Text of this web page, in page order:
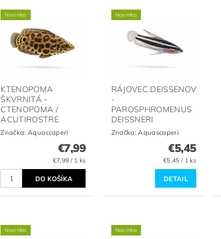
Novinka
KTENOPOMA
ŠKVRNITÁ -
CTENOPOMA /
ACUTIROSTRE
Značka: Aquascaperi
€7,99
€7,99 / 1 ks
Novinka
RÁJOVEC DEISSENOV
-
PAROSPHROMENUS
DEISSNERI
Značka: Aquascaperi
€5,45
€5,45 / 1 ks
DETAIL
Novinka Novinka